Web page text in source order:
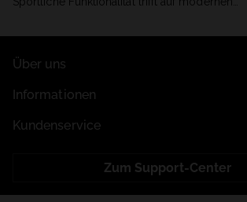
Über uns
Informationen
Kundenservice
Zum Support-Center